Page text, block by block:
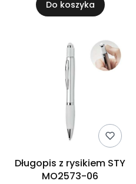
Do koszyka
Długopis z rysikiem STY
MO2573-06